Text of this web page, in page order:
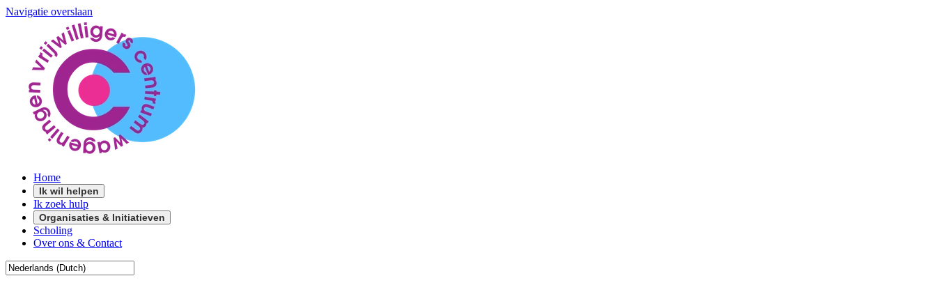
Navigatie overslaan
Home
Ik wil helpen
Ik zoek hulp
Organisaties & Initiatieven
Scholing
Over ons & Contact